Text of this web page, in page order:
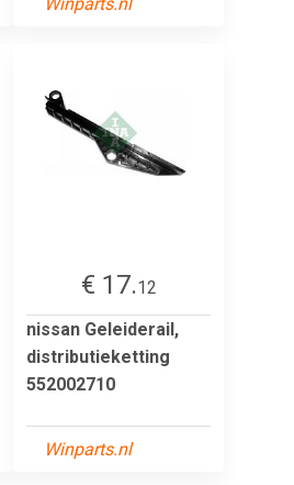
€ 17.12
nissan Geleiderail,
distributieketting
552002710
Winparts.nl